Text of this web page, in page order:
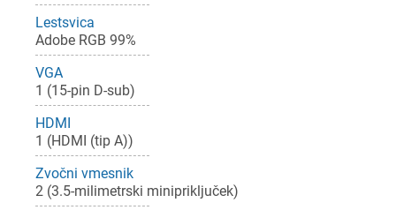
Lestsvica
Adobe RGB 99%
VGA
1 (15-pin D-sub)
HDMI
1 (HDMI (tip A))
Zvočni vmesnik
2 (3.5-milimetrski minipriključek)
Prijava
Za dodajanje na seznam želja morate biti prijavljeni.